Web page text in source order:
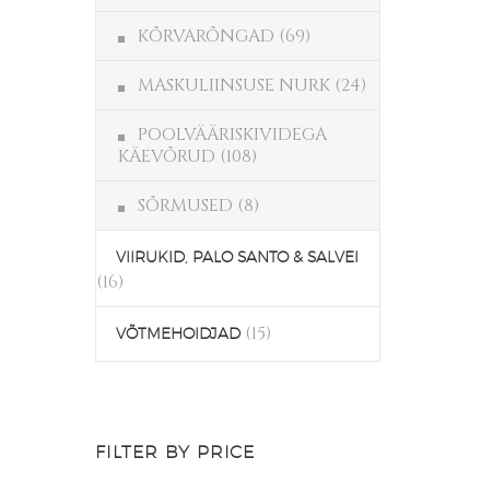
KÕRVARÕNGAD (69)
MASKULIINSUSE NURK (24)
POOLVÄÄRISKIVIDEGA
KÄEVÕRUD (108)
SÕRMUSED (8)
VIIRUKID, PALO SANTO & SALVEI
(16)
VÕTMEHOIDJAD (15)
FILTER BY PRICE